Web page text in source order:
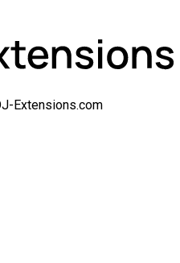
Extensions.com